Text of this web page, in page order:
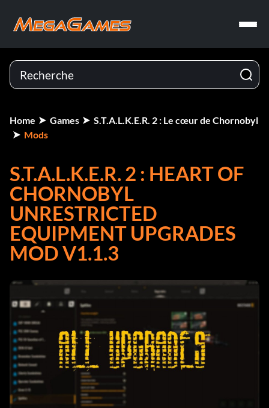
Home Games
S.T.A.L.K.E.R. 2 : Le cœur de Chornobyl
Mods
S.T.A.L.K.E.R. 2 : HEART OF
CHORNOBYL
UNRESTRICTED
EQUIPMENT UPGRADES
MOD V1.1.3